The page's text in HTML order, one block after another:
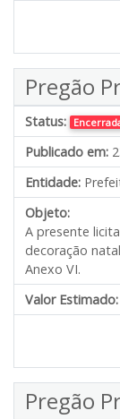
Pregão
Status:
Publicado em:
Entidade:
Objeto:
A presente
decoração
Anexo VI.
Valor Estimado:
Pregão